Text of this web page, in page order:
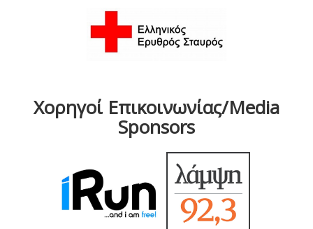
Χορηγοί Επικοινωνίας/Media
Sponsors